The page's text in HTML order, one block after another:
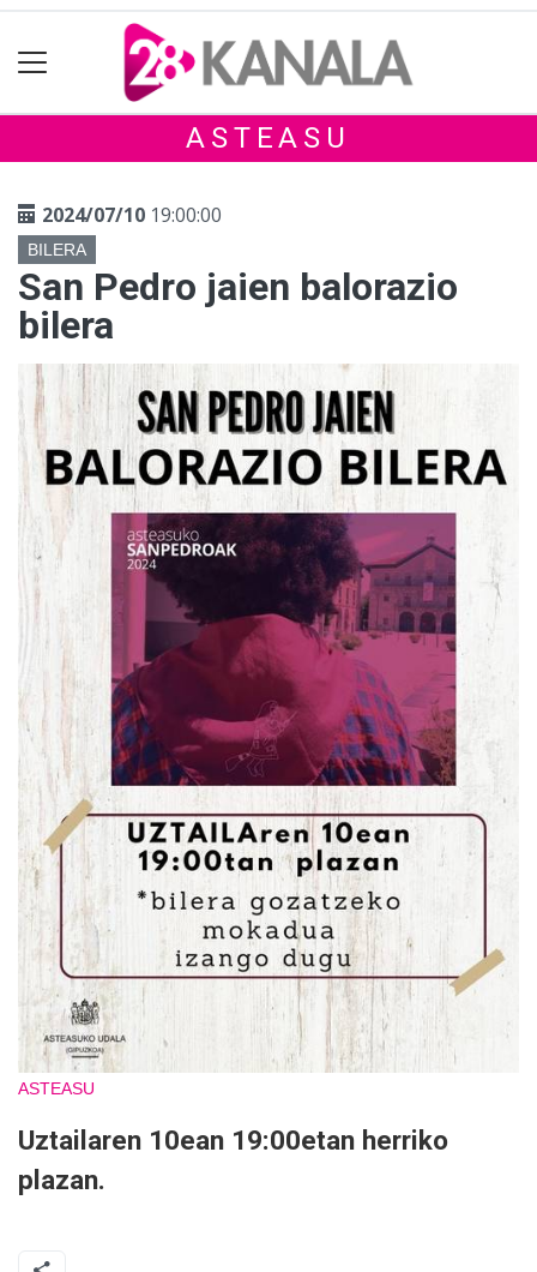
ASTEASU
2024/07/10 19:00:00
BILERA
San Pedro jaien balorazio
bilera
ASTEASU
Uztailaren 10ean 19:00etan herriko
plazan.